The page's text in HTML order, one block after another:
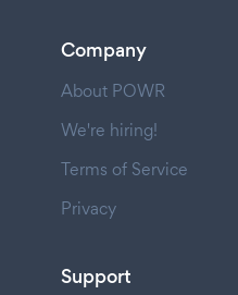
Company
About POWR
We're hiring!
Terms of Service
Privacy
Support